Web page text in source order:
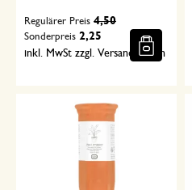
Sonderpreis 2,25
Regulärer Preis 4,50
inkl. MwSt zzgl. Versandkosten